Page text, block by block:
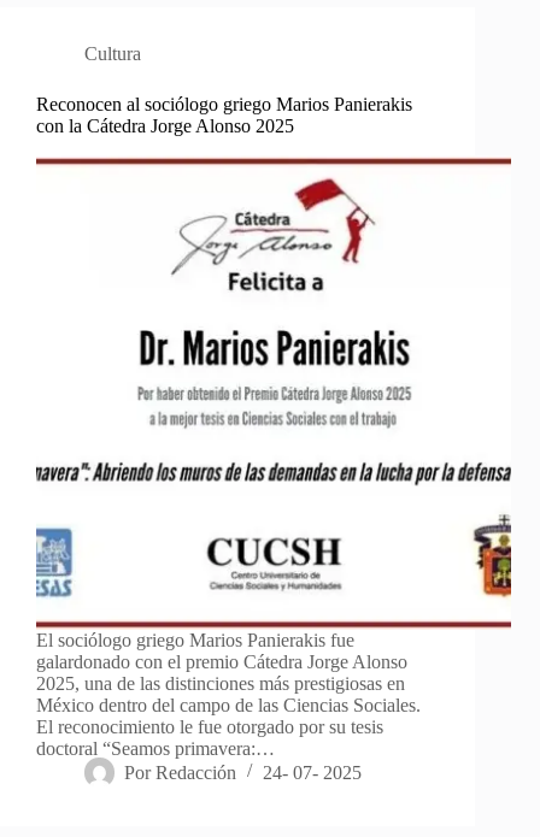
Cultura
Reconocen al sociólogo griego Marios Panierakis
con la Cátedra Jorge Alonso 2025
El sociólogo griego Marios Panierakis fue
galardonado con el premio Cátedra Jorge Alonso
2025, una de las distinciones más prestigiosas en
México dentro del campo de las Ciencias Sociales.
El reconocimiento le fue otorgado por su tesis
doctoral “Seamos primavera:…
Por Redacción 24- 07- 2025